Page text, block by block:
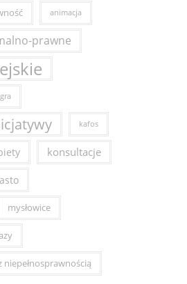
animacja
prawne
gra
kafos
konsultacje
mysłowice
niepełnosprawnością